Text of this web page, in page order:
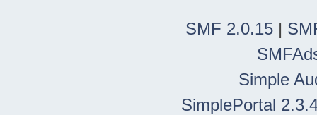
SMF 2.0.15 |
Simple
SimplePortal